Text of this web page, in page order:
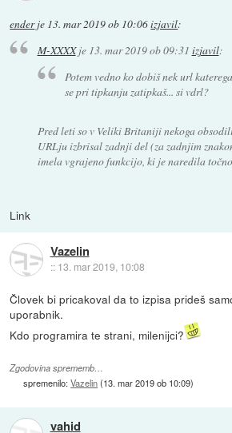
enderje 13. mar 2019 ob 10:06izjavil:
M-XXXXje 13. mar 2019 ob 09:31 izjavil:
Potem vedno ko dobiš nek url
se pri tipkanju zatipkaš... si vdrl?
Pred leti so v Veliki Britaniji nekoga
URLju izbrisal zadnji del (za zadnjim
imela vgrajeno funkcijo, ki je naredila
Link
Vazelin
:: 13. mar 2019, 10:08
Človek bi pricakoval da to izpisa prideš
uporabnik.
Kdo programira te strani, milenijci?
Zgodovina sprememb…
spremenilo:Vazelin(13. mar 2019 ob 10:09)
vahid